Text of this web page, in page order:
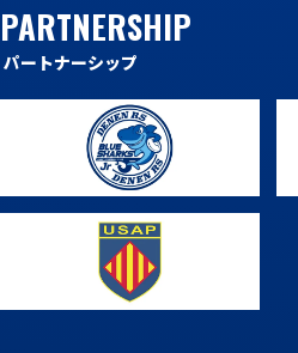
PARTNERSHIP
パートナーシップ